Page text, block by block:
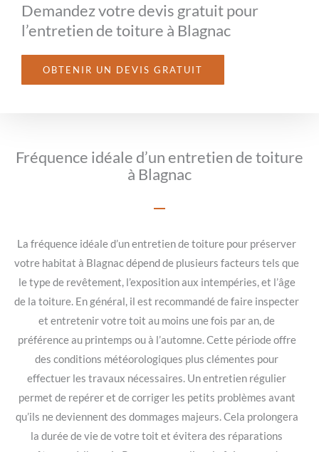
Demandez votre devis gratuit pour
l’entretien de toiture à Blagnac
OBTENIR UN DEVIS GRATUIT
Fréquence idéale d’un entretien de toiture
à Blagnac
La fréquence idéale d’un entretien de toiture pour préserver
votre habitat à Blagnac dépend de plusieurs facteurs tels que
le type de revêtement, l’exposition aux intempéries, et l’âge
de la toiture. En général, il est recommandé de faire inspecter
et entretenir votre toit au moins une fois par an, de
préférence au printemps ou à l’automne. Cette période offre
des conditions météorologiques plus clémentes pour
effectuer les travaux nécessaires. Un entretien régulier
permet de repérer et de corriger les petits problèmes avant
qu’ils ne deviennent des dommages majeurs. Cela prolongera
la durée de vie de votre toit et évitera des réparations